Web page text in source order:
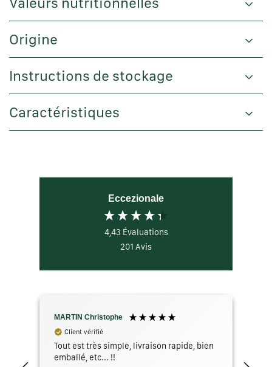
Origine
Instructions de stockage
Caractéristiques
Eccezionale
4,43 Évaluations
201 Avis
MARTIN Christophe
Client vérifié
Tout est très simple, livraison rapide, bien
emballé, etc... !!